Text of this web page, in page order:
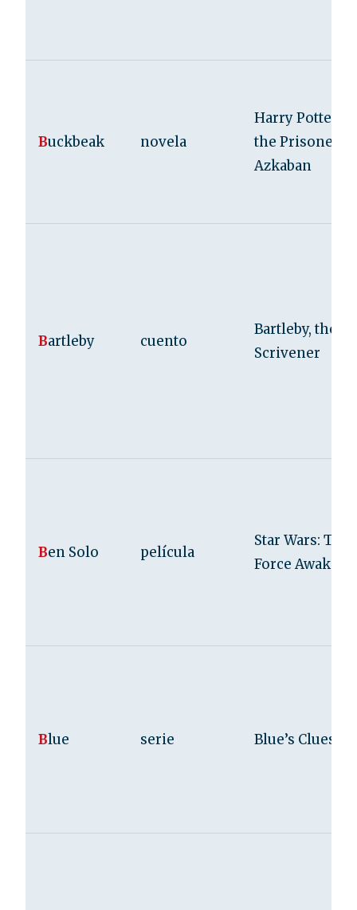
Buckbeak novela
Harry Potter
the Prisoner of
Azkaban
Bartleby cuento
Bartleby, the
Scrivener
Ben Solo película
Star Wars: The
Force Awakens
Blue serie Blue’s Clues